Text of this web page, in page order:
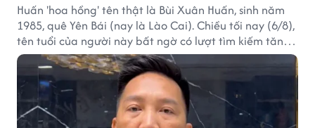
Huấn 'hoa hồng' tên thật là Bùi Xuân Huấn, sinh năm
1985, quê Yên Bái (nay là Lào Cai). Chiều tối nay (6/8),
tên tuổi của người này bất ngờ có lượt tìm kiếm tăng
vọt.